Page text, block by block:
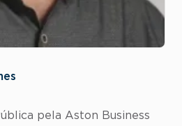
pela Aston Business